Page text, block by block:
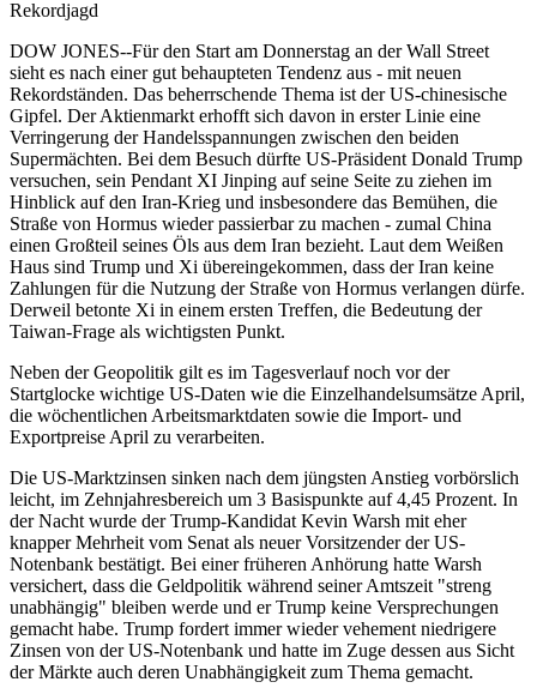
Rekordjagd
DOW JONES--Für den Start am Donnerstag an der Wall Street
sieht es nach einer gut behaupteten Tendenz aus - mit neuen
Rekordständen. Das beherrschende Thema ist der US-chinesische
Gipfel. Der Aktienmarkt erhofft sich davon in erster Linie eine
Verringerung der Handelsspannungen zwischen den beiden
Supermächten. Bei dem Besuch dürfte US-Präsident Donald Trump
versuchen, sein Pendant XI Jinping auf seine Seite zu ziehen im
Hinblick auf den Iran-Krieg und insbesondere das Bemühen, die
Straße von Hormus wieder passierbar zu machen - zumal China
einen Großteil seines Öls aus dem Iran bezieht. Laut dem Weißen
Haus sind Trump und Xi übereingekommen, dass der Iran keine
Zahlungen für die Nutzung der Straße von Hormus verlangen dürfe.
Derweil betonte Xi in einem ersten Treffen, die Bedeutung der
Taiwan-Frage als wichtigsten Punkt.
Neben der Geopolitik gilt es im Tagesverlauf noch vor der
Startglocke wichtige US-Daten wie die Einzelhandelsumsätze April,
die wöchentlichen Arbeitsmarktdaten sowie die Import- und
Exportpreise April zu verarbeiten.
Die US-Marktzinsen sinken nach dem jüngsten Anstieg vorbörslich
leicht, im Zehnjahresbereich um 3 Basispunkte auf 4,45 Prozent. In
der Nacht wurde der Trump-Kandidat Kevin Warsh mit eher
knapper Mehrheit vom Senat als neuer Vorsitzender der US-
Notenbank bestätigt. Bei einer früheren Anhörung hatte Warsh
versichert, dass die Geldpolitik während seiner Amtszeit "streng
unabhängig" bleiben werde und er Trump keine Versprechungen
gemacht habe. Trump fordert immer wieder vehement niedrigere
Zinsen von der US-Notenbank und hatte im Zuge dessen aus Sicht
der Märkte auch deren Unabhängigkeit zum Thema gemacht.